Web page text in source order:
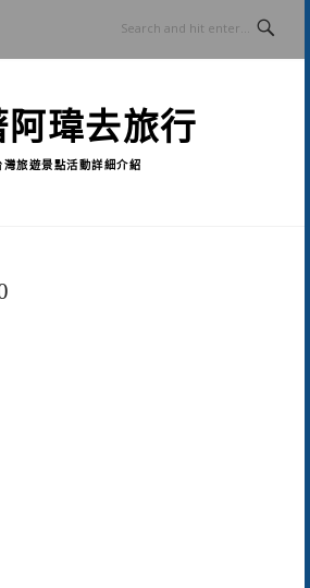
阿瑋去旅行
灣旅遊景點活動詳細介紹